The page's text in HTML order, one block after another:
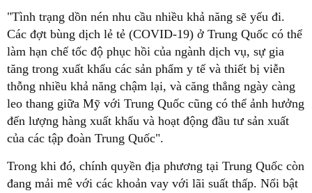
"Tình trạng dồn nén nhu cầu nhiều khả năng sẽ yếu đi.
Các đợt bùng dịch lẻ tẻ (COVID-19) ở Trung Quốc có thể
làm hạn chế tốc độ phục hồi của ngành dịch vụ, sự gia
tăng trong xuất khẩu các sản phẩm y tế và thiết bị viễn
thỗng nhiều khả năng chậm lại, và căng thẳng ngày càng
leo thang giữa Mỹ với Trung Quốc cũng có thể ảnh hưởng
đến lượng hàng xuất khẩu và hoạt động đầu tư sản xuất
của các tập đoàn Trung Quốc".
Trong khi đó, chính quyền địa phương tại Trung Quốc còn
đang mải mê với các khoản vay với lãi suất thấp. Nổi bật